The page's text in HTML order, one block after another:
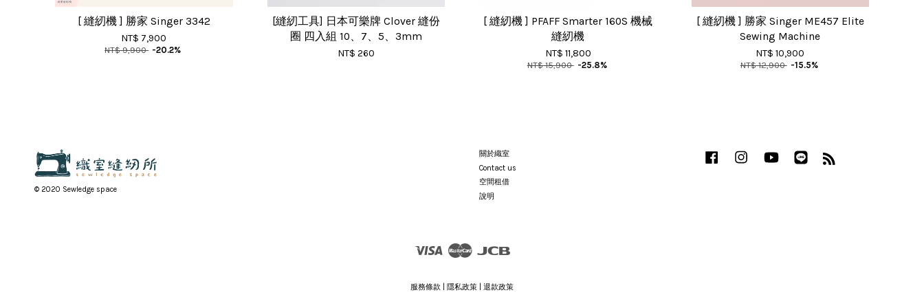
[ 縫紉機 ] 勝家 Singer 3342
NT$ 7,900
NT$ 9,900 -20.2%
[縫紉工具] 日本可樂牌 Clover 縫份
圈 四入組 10、7、5、3mm
NT$ 260
[ 縫紉機 ] PFAFF Smarter 160S 機械
縫紉機
NT$ 11,800
NT$ 15,900 -25.8%
[ 縫紉機 ] 勝家 Singer ME457 Elite
Sewing Machine
NT$ 10,900
NT$ 12,900 -15.5%
© 2020 Sewledge space
關於織室
Contact us
空間租借
說明
Facebook InstagramYouTube Line
Visa Master
服務條款 隱私政策 退款政策